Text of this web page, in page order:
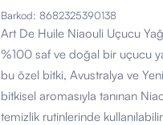
Barkod: 8682325390138
Art De Huile Niaouli Uçucu
%100 saf ve doğal bir uçucu
bu özel bitki, Avustralya ve
bitkisel aromasıyla tanınan
temizlik rutinlerinde